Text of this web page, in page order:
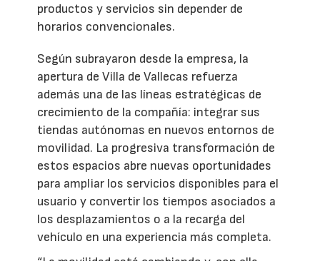
productos y servicios sin depender de
horarios convencionales.
Según subrayaron desde la empresa, la
apertura de Villa de Vallecas refuerza
además una de las líneas estratégicas de
crecimiento de la compañía: integrar sus
tiendas autónomas en nuevos entornos de
movilidad. La progresiva transformación de
estos espacios abre nuevas oportunidades
para ampliar los servicios disponibles para el
usuario y convertir los tiempos asociados a
los desplazamientos o a la recarga del
vehículo en una experiencia más completa.